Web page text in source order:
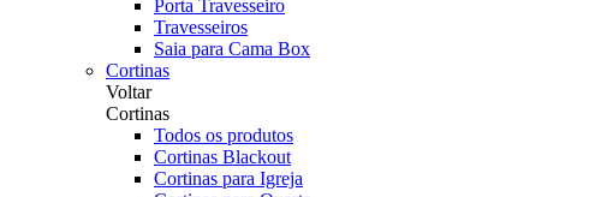
Porta Travesseiro
Travesseiros
Saia para Cama Box
Cortinas
Voltar
Cortinas
Todos os produtos
Cortinas Blackout
Cortinas para Igreja